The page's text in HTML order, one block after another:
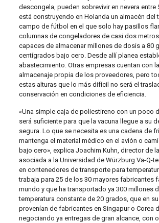
descongela, pueden sobrevivir en nevera entre
está construyendo en Holanda un almacén del
campo de fútbol en el que solo hay pasillos
columnas de congeladores de casi dos
capaces de almacenar millones de dosis a 80
centígrados bajo cero. Desde allí planea
abastecimiento. Otras empresas cuentan con
almacenaje propia de los proveedores, pero
estas alturas que lo más difícil no será el
conservación en condiciones de eficiencia.
«Una simple caja de poliestireno con un poco
será suficiente para que la vacuna llegue a su
segura. Lo que se necesita es una cadena de
mantenga el material médico en el avión o
bajo cero», explica Joachim Kuhn, director de
asociada a la Universidad de Würzburg Va-Q-
en contenedores de transporte para
trabaja para 25 de los 30 mayores fabricantes
mundo y que ha transportado ya 300 millones
temperatura constante de 20 grados, que en
provenían de fabricantes en Singapur o Corea
negociando ya entregas de gran alcance, con